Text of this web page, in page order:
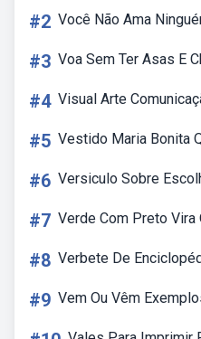
#2 Você Não Ama
#3 Voa Sem Ter Asas E
#4 Visual Arte
#5 Vestido Maria Bonita
#6 Versiculo Sobre
#7 Verde Com Preto Vira
#8 Verbete De
#9 Vem Ou Vêm